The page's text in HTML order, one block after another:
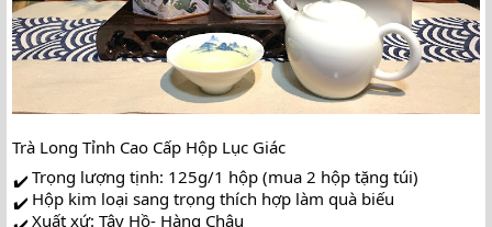
Trà Long Tỉnh Cao Cấp Hộp Lục Giác
Trọng lượng tịnh: 125g/1 hộp (mua 2 hộp tặng túi)
Hộp kim loại sang trọng thích hợp làm quà biếu
Xuất xứ: Tây Hồ- Hàng Châu